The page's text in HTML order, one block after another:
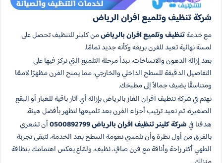
شركة تنظيف وتلميع افران الرياض​
مع خدمةتنظيف وتلميع افران بالرياضمن كلينر للتنظيف تحصل على
لمسة نهائية تعيد للفرن بريقه وكأنه جديد تمامًا.
بعد إزالة الدهون والاتساخات، نبدأ مرحلة التلميع التي نركز فيها على
التفاصيل الدقيقة للسطح الداخلي والخارجي، مما يمنح الفرن مظهرًا لامعًا
ومتناسقًا يضيف جمالاً إلى مطبخك.
نهتم في شركة تنظيف افران الغاز بالرياض بإزالة أي آثار باقية للغبار أو البقع
الصغيرة، ثم نعيد ترتيب أجزاء الفرن بعد تلميعها لتظهر بأفضل هيئة.
هدفنا فيشركة كلينر تنظيف افران بالرياض 0500892799
أن تشعري
بالفرق من أول نظرة وأن تلمسي نعومة السطح بعد الخدمة، لتبقى تجربة
الطهي أكثر راحة وأناقة مع فرن صافٍ، نظيف، ولمّاع يعكس اهتمامك بنظافة